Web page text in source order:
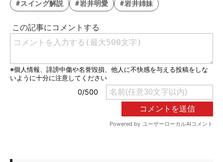
#スイング解説
#岩井明愛 #岩井姉妹